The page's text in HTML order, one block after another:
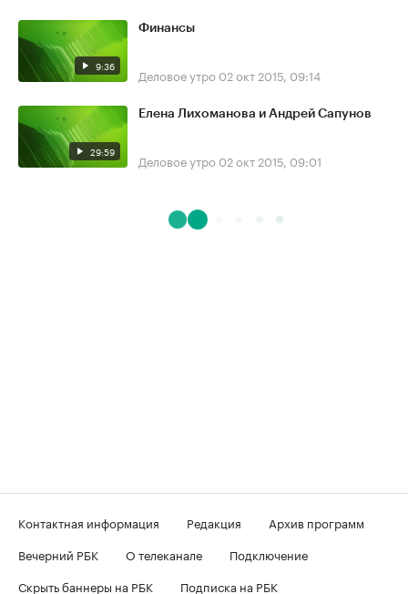
9:36
Финансы
Деловое утро 02 окт 2015, 09:14
29:59
Елена Лихоманова и Андрей Сапунов
Деловое утро 02 окт 2015, 09:01
Контактная информация Редакция
Архив программ
Вечерний РБК
О телеканале
Подключение
Скрыть баннеры на РБК
Подписка на РБК